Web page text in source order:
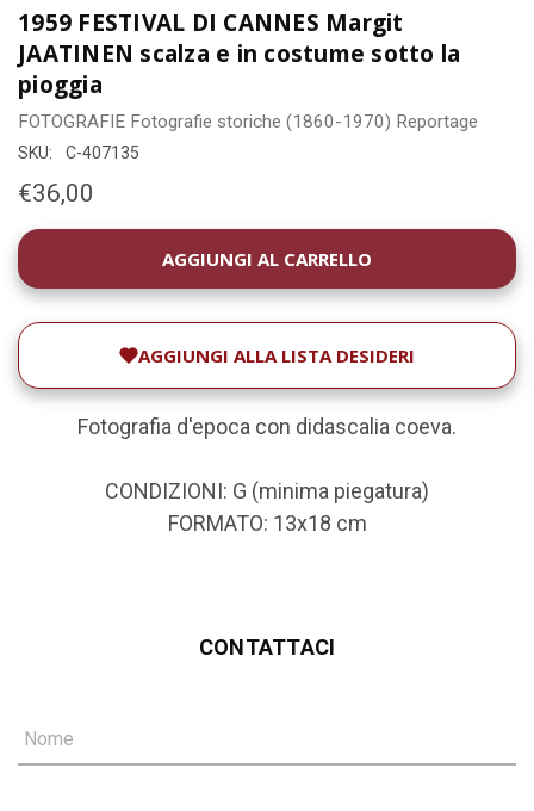
1959 FESTIVAL DI CANNES Margit
JAATINEN scalza e in costume sotto la
pioggia
FOTOGRAFIE Fotografie storiche (1860-1970) Reportage
SKU: C-407135
€36,00
DISPONIBILITÀ
ATTUALE:
AGGIUNGI ALLA LISTA DESIDERI
Fotografia d'epoca con didascalia coeva.
CONDIZIONI: G (minima piegatura)
FORMATO: 13x18 cm
CONTATTACI
Nome